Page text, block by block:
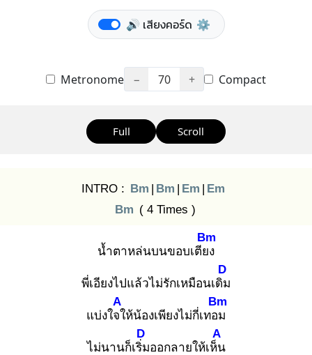
🔊 เสียงคอร์ด ⚙️
Metronome − 70 + Compact
Full Scroll
INTRO : Bm | Bm | Em | Em
Bm ( 4 Times )
น้ำตาหล่นบนขอบเตียง
Bm
พี่เอียงไปแล้วไม่รักเหมือนเดิม
D
แบ่งใจใ
A
ห้น้องเพียงไม่กี่เทอม
Bm
ไม่นานก็เริ่ม
D
ออกลายให้เห็น
A